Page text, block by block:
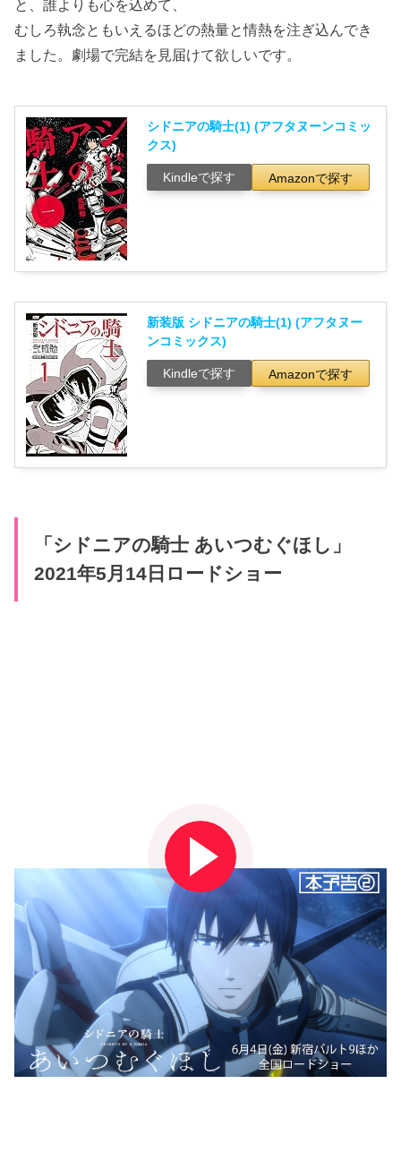
と、誰よりも心を込めて、
むしろ執念ともいえるほどの熱量と情熱を注ぎ込んでき
ました。劇場で完結を見届けて欲しいです。
シドニアの騎士(1) (アフタヌーンコミッ
クス)
Kindleで探す Amazonで探す
新装版 シドニアの騎士(1) (アフタヌー
ンコミックス)
Kindleで探す Amazonで探す
「シドニアの騎士 あいつむぐほし」
2021年5月14日ロードショー